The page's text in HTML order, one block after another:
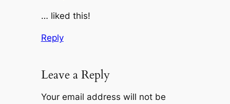
… liked this!
Reply
Leave a Reply
Your email address will not be